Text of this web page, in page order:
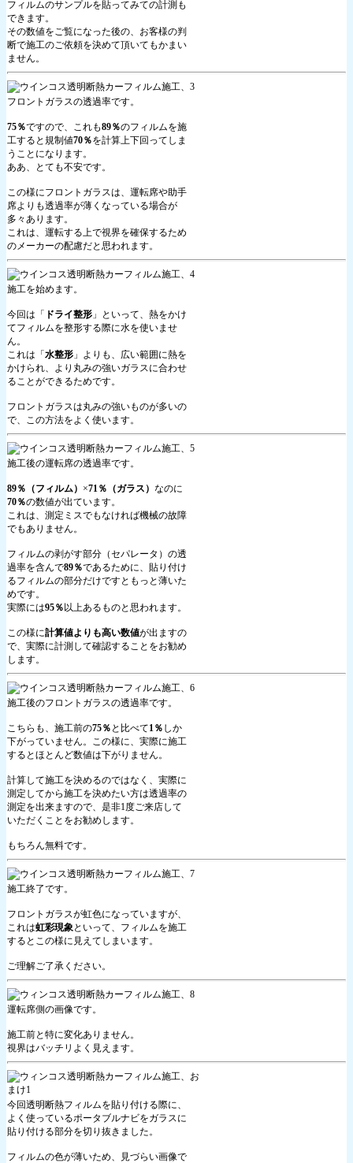
フィルムのサンプルを貼ってみての計測も
できます。
その数値をご覧になった後の、お客様の判
断で施工のご依頼を決めて頂いてもかまい
ません。
フロントガラスの透過率です。
75％ですので、これも89％のフィルムを施
工すると規制値70％を計算上下回ってしま
うことになります。
ああ、とても不安です。
この様にフロントガラスは、運転席や助手
席よりも透過率が薄くなっている場合が
多々あります。
これは、運転する上で視界を確保するため
のメーカーの配慮だと思われます。
施工を始めます。
今回は「 ドライ整形 」といって、熱をかけ
てフィルムを整形する際に水を使いませ
ん。
これは「水整形 」よりも、広い範囲に熱を
かけられ、より丸みの強いガラスに合わせ
ることができるためです。
フロントガラスは丸みの強いものが多いの
で、この方法をよく使います。
施工後の運転席の透過率です。
89％（フィルム） ×71％（ガラス） なのに
70％の数値が出ています。
これは、測定ミスでもなければ機械の故障
でもありません。
フィルムの剥がす部分（セパレータ）の透
過率を含んで89％であるために、貼り付け
るフィルムの部分だけですともっと薄いた
めです。
実際には95％以上あるものと思われます。
この様に計算値よりも高い数値が出ますの
で、実際に計測して確認することをお勧め
します。
施工後のフロントガラスの透過率です。
こちらも、施工前の75％ と比べて1％ しか
下がっていません。この様に、実際に施工
するとほとんど数値は下がりません。
計算して施工を決めるのではなく、実際に
測定してから施工を決めたい方は透過率の
測定を出来ますので、是非1度ご来店して
いただくことをお勧めします。
もちろん無料です。
施工終了です。
フロントガラスが虹色になっていますが、
これは虹彩現象といって、フィルムを施工
するとこの様に見えてしまいます。
ご理解ご了承ください。
運転席側の画像です。
施工前と特に変化ありません。
視界はバッチリよく見えます。
今回透明断熱フィルムを貼り付ける際に、
よく使っているポータブルナビをガラスに
貼り付ける部分を切り抜きました。
フィルムの色が薄いため、見づらい画像で